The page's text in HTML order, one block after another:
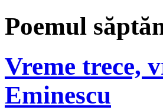
Poemul
Vreme trece,
Eminescu